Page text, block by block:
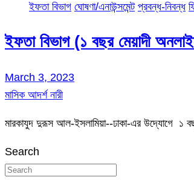
ইফতা বিভাগ ঘোষণা/এনাউন্সমেন্ট প্রবন্ধ-নিবন্ধ
ইফতা বিভাগ (১ বছর মেয়াদী
March 3, 2023
মাসিক আদর্শ নারী
মারকাযুদ দুরূস আল-ইসলামিয়া--ঢাকা-এর উদ্যোগে ১
Search